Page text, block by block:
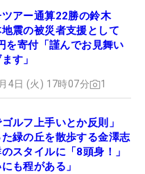
ツアー通算22勝の鈴木
震の被災者支援として
を寄付「謹んでお見舞い
す」
4日 (火) 17時07分 1
ゴルフ上手いとか反則」
緑の丘を散歩する金澤志
スタイルに「8頭身！」
にも程がある」